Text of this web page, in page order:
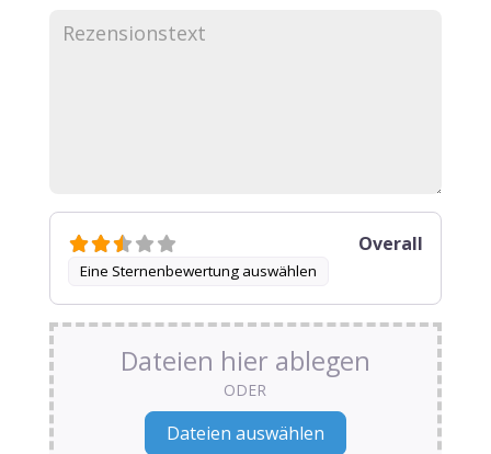
Eine Sternenbewertung auswählen
Overall
Dateien hier ablegen
ODER